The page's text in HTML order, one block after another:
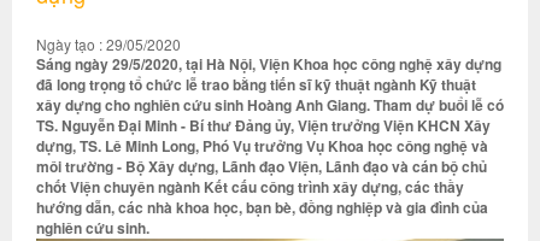
Ngày tạo : 29/05/2020
Sáng ngày 29/5/2020, tại Hà Nội, Viện Khoa học công nghệ xây dựng
đã long trọng tổ chức lễ trao bằng tiến sĩ kỹ thuật ngành Kỹ thuật
xây dựng cho nghiên cứu sinh Hoàng Anh Giang. Tham dự buổi lễ có
TS. Nguyễn Đại Minh - Bí thư Đảng ủy, Viện trưởng Viện KHCN Xây
dựng, TS. Lê Minh Long, Phó Vụ trưởng Vụ Khoa học công nghệ và
môi trường - Bộ Xây dựng, Lãnh đạo Viện, Lãnh đạo và cán bộ chủ
chốt Viện chuyên ngành Kết cấu công trình xây dựng, các thầy
hướng dẫn, các nhà khoa học, bạn bè, đồng nghiệp và gia đình của
nghiên cứu sinh.